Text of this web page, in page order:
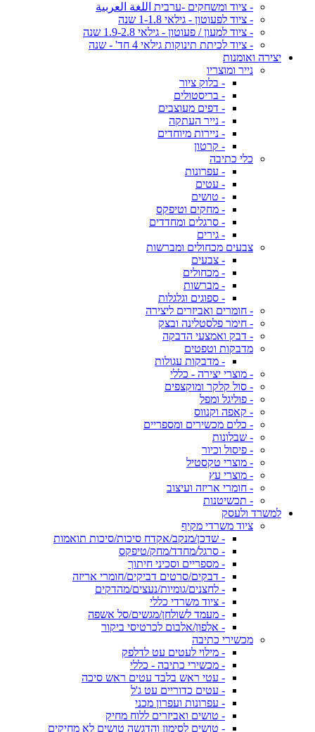
- ציוד ומשחקים -ערבית اللغة العربية
- ציוד לפעוטון - גילאי 1-1.8 שנה
- ציוד למעון / פעוטון - גילאי 1.9-2.8 שנה
- ציוד לכיתת תינוקות גילאי 4 חד' - שנה
יצירה ואומנות
נייר ומוצריו
- בלוק ציור
- בריסטולים
- דפים מעוצבים
- נייר העתקה
- ניירות מיוחדים
- קרטון
כלי כתיבה
- עפרונות
- עטים
- טושים
- מחקים וטיפקס
- סרגלים ומחדדים
- גירים
צבעים מכחולים ומברשות
- צבעים
- מכחולים
- מברשות
- ספוגים וגלגלות
- חומרים ואביזרים ליצירה
- חימר פלסטלינה ובצק
- דבק ואמצעי הדבקה
מדבקות וטפטים
- מדבקות עגולות
- מוצרי יצירה - כללי
- סול קלקר ומוקצפים
- פוליגל ומפל
- קאפה וקנווס
- כלים מכשירים ומספריים
- שבלונות
- פיסול וכיור
- מוצרי טקסטיל
- מוצרי עץ
- חומרי אריזה ועיצוב
- תכשיטנות
למשרד ולעסק
ציוד משרדי מקיף
- שדכן/מנקב/אקדח סיכות/סיכות תואמות
- סרגל/מחדד/מחק/טיפקס
- מספריים וסכיני חיתוך
- דבקים/סרטים דביקים/חומרי אריזה
- לחצנים/גומיות/נעצים/מהדקים
- ציוד משרדי כללי
- מעמד לשולחן/מגשים/סל אשפה
- אלפון/אלבום לכרטיסי ביקור
מכשירי כתיבה
- מילוי לעטים עט לדלפק
- מכשירי כתיבה - כללי
- עטי ראש בלבד עטים ראש סיכה
- עטים כדוריים עט ג'ל
- עפרונות ועפרון מכני
- טושים ואביזרים ללוח מחיק
- טושים לסימון והדגשה טושים לא מחיקים